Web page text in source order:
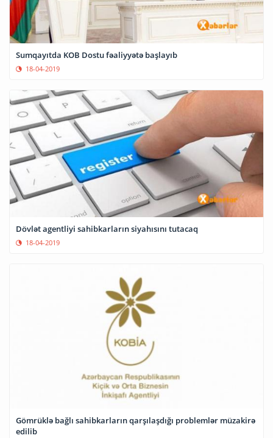
Sumqayıtda KOB Dostu fəaliyyətə başlayıb
18-04-2019
Dövlət agentliyi sahibkarların siyahısını tutacaq
18-04-2019
Gömrüklə bağlı sahibkarların qarşılaşdığı problemlər müzakirə
edilib